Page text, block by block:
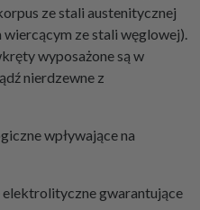
ze stali austenitycznej
ze stali węglowej).
wyposażone są w
nierdzewne z
wpływające na
gwarantujące